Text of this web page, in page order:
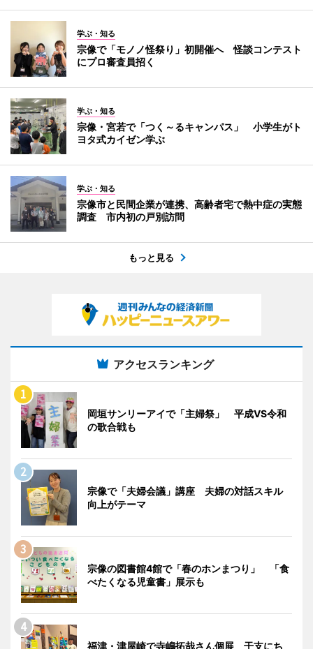
学ぶ・知る
宗像で「モノノ怪祭り」初開催へ 怪談コンテスト
にプロ審査員招く
学ぶ・知る
宗像・宮若で「つく～るキャンパス」 小学生がト
ヨタ式カイゼン学ぶ
学ぶ・知る
宗像市と民間企業が連携、高齢者宅で熱中症の実態
調査 市内初の戸別訪問
もっと見る
アクセスランキング
岡垣サンリーアイで「主婦祭」 平成VS令和
の歌合戦も
宗像で「夫婦会議」講座 夫婦の対話スキル
向上がテーマ
宗像の図書館4館で「春のホンまつり」 「食
べたくなる児童書」展示も
福津・津屋崎で寺嶋拓哉さん個展 干支にち